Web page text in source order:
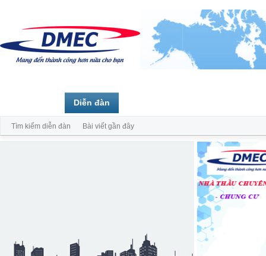
Diễn đàn
Tìm kiếm diễn đàn Bài viết gần đây